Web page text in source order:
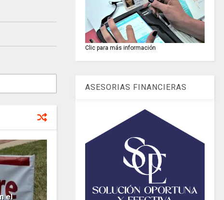
el
Clic para más información
ASESORIAS FINANCIERAS